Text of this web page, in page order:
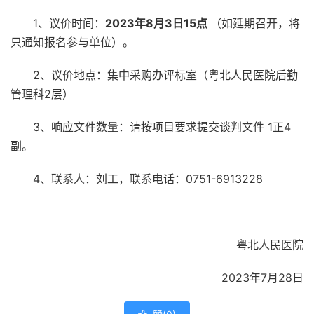
1、议价时间： 2023年8月3日15点
（如延期召开，将
只通知报名参与单位）。
2、议价地点：集中采购办评标室（粤北人民医院后勤
管理科2层）
3、响应文件数量：请按项目要求提交谈判文件 1正4
副。
4、联系人：刘工，联系电话：0751-6913228
粤北人民医院
2023年7月28日